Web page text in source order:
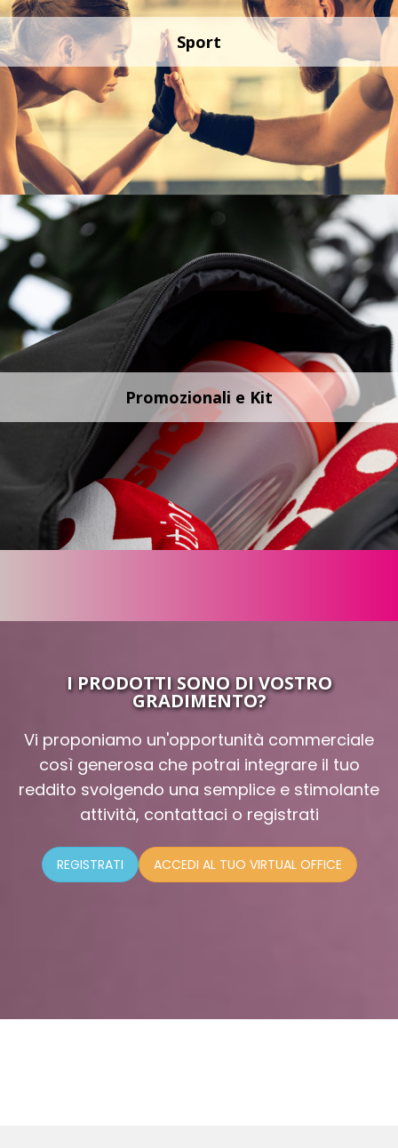
Sport
Promozionali e Kit
I PRODOTTI SONO DI VOSTRO
GRADIMENTO?
Vi proponiamo un'opportunità commerciale
così generosa che potrai integrare il tuo
reddito svolgendo una semplice e stimolante
attività, contattaci o registrati
REGISTRATI ACCEDI AL TUO VIRTUAL OFFICE